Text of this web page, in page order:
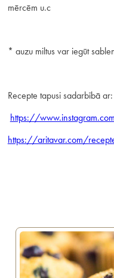
mērcēm u.c
* auzu miltus var iegūt
Recepte tapusi sadarbībā ar:
https://
https://aritavar.com/